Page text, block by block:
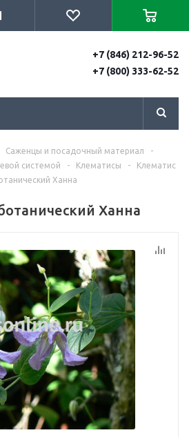
+7 (846) 212-96-52
+7 (800) 333-62-52
Саженцы и посадочный материал
-
системой
- Клематисы -
Клематис
Ханна
Ханна